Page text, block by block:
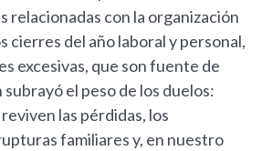
relacionadas con la organización
cierres del año laboral y personal,
excesivas, que son fuente de
subrayó el peso de los duelos:
las pérdidas, los
familiares y, en nuestro